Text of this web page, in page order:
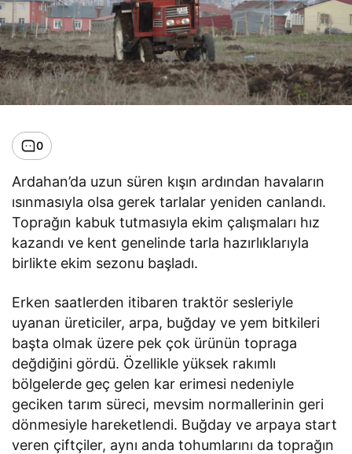
0
Ardahan’da uzun süren kışın ardından havaların
ısınmasıyla olsa gerek tarlalar yeniden canlandı.
Toprağın kabuk tutmasıyla ekim çalışmaları hız
kazandı ve kent genelinde tarla hazırlıklarıyla
birlikte ekim sezonu başladı.
Erken saatlerden itibaren traktör sesleriyle
uyanan üreticiler, arpa, buğday ve yem bitkileri
başta olmak üzere pek çok ürünün topraga
değdiğini gördü. Özellikle yüksek rakımlı
bölgelerde geç gelen kar erimesi nedeniyle
geciken tarım süreci, mevsim normallerinin geri
dönmesiyle hareketlendi. Buğday ve arpaya start
veren çiftçiler, aynı anda tohumlarını da toprağın